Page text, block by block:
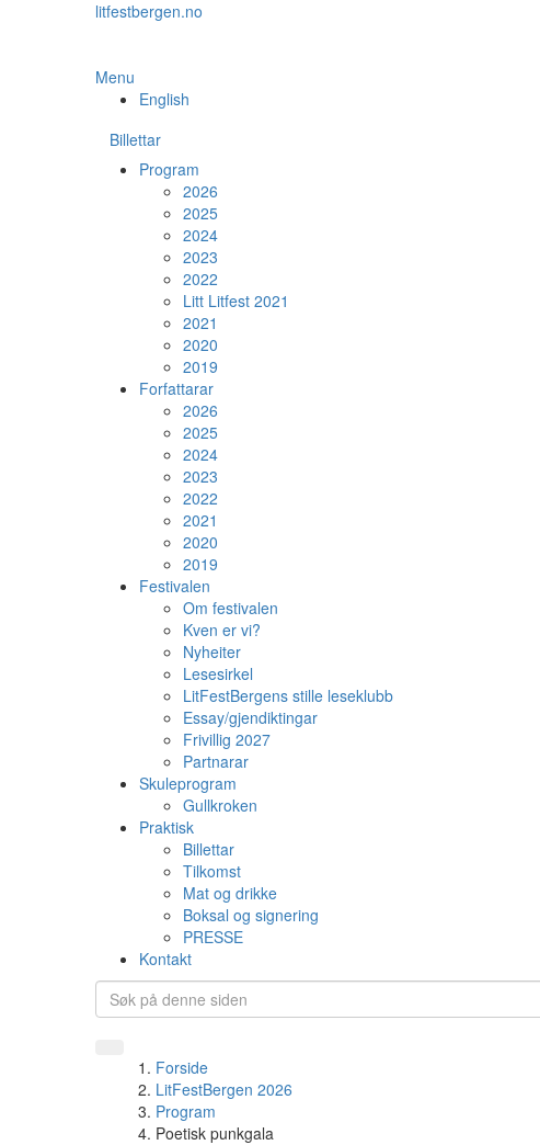
litfestbergen.no
Menu
English
Billettar
Program
2026
2025
2024
2023
2022
Litt Litfest 2021
2021
2020
2019
Forfattarar
2026
2025
2024
2023
2022
2021
2020
2019
Festivalen
Om festivalen
Kven er vi?
Nyheiter
Lesesirkel
LitFestBergens stille leseklubb
Essay/gjendiktingar
Frivillig 2027
Partnarar
Skuleprogram
Gullkroken
Praktisk
Billettar
Tilkomst
Mat og drikke
Boksal og signering
PRESSE
Kontakt
Forside
LitFestBergen 2026
Program
​Poetisk punkgala